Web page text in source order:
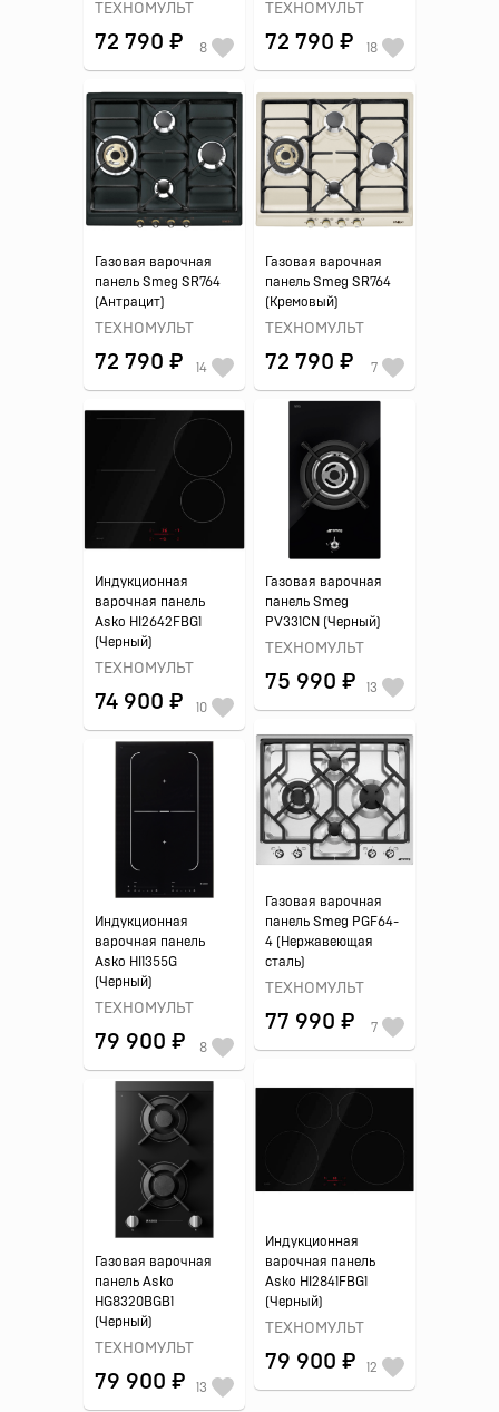
ТЕХНОМУЛЬТ
72 790 ₽ 8
ТЕХНОМУЛЬТ
72 790 ₽ 18
Газовая варочная
панель Smeg SR764
(Антрацит)
ТЕХНОМУЛЬТ
72 790 ₽ 14
Газовая варочная
панель Smeg SR764
(Кремовый)
ТЕХНОМУЛЬТ
72 790 ₽ 7
Индукционная
варочная панель
Asko HI2642FBG1
(Черный)
ТЕХНОМУЛЬТ
74 900 ₽ 10
Газовая варочная
панель Smeg
PV331CN (Черный)
ТЕХНОМУЛЬТ
75 990 ₽ 13
Газовая варочная
панель Smeg PGF64-
4 (Нержавеющая
сталь)
ТЕХНОМУЛЬТ
77 990 ₽ 7
Индукционная
варочная панель
Asko HI1355G
(Черный)
ТЕХНОМУЛЬТ
79 900 ₽ 8
Индукционная
варочная панель
Asko HI2841FBG1
(Черный)
ТЕХНОМУЛЬТ
79 900 ₽ 12
Газовая варочная
панель Asko
HG8320BGB1
(Черный)
ТЕХНОМУЛЬТ
79 900 ₽ 13